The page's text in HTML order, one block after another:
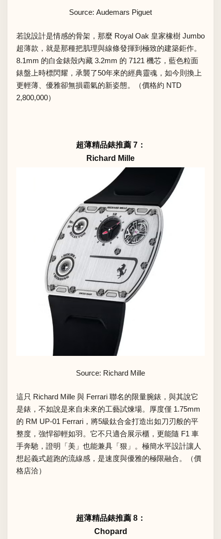
Source: Audemars Piguet
若說設計是情感的骨架，那麼 Royal Oak 皇家橡樹 Jumbo
超薄款，就是那種把肌理與線條發揮到極致的建築鉅作。
8.1mm 的白金錶殼內藏 3.2mm 的 7121 機芯，藍色粒面
錶盤上時標閃耀，承襲了50年來的經典靈魂，如今則換上
更輕薄、優雅卻無損霸氣的新姿態。（價格約 NTD
2,800,000）
超薄精品錶推薦 7：
Richard Mille
Source: Richard Mille
這只 Richard Mille 與 Ferrari 聯名的限量腕錶，與其說它
是錶，不如說是來自未來的工藝試煉場。厚度僅 1.75mm
的 RM UP-01 Ferrari，將5級鈦合金打造出如刀刃般的平
整度，強悍卻輕如羽。它不只適合展示櫃，更能隨 F1 車
手奔馳，證明「美」也能兼具「狠」。極簡水平設計讓人
想起義式超跑的流線感，是速度與優雅的極限融合。（價
格店洽）
超薄精品錶推薦 8：
Chopard